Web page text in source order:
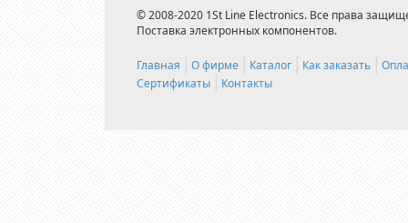
© 2008-2020 1St Line Electronics. Все права
Поставка электронных компонентов.
Главная О фирме Каталог Как заказать
Сертификаты
Контакты